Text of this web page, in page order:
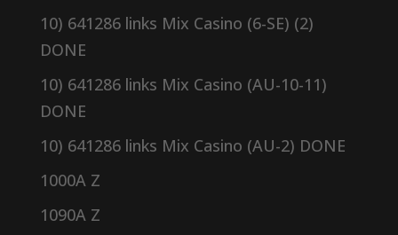
10) 641286 links Mix Casino (6-SE) (2)
DONE
10) 641286 links Mix Casino (AU-10-11)
DONE
10) 641286 links Mix Casino (AU-2) DONE
1000A Z
1090A Z